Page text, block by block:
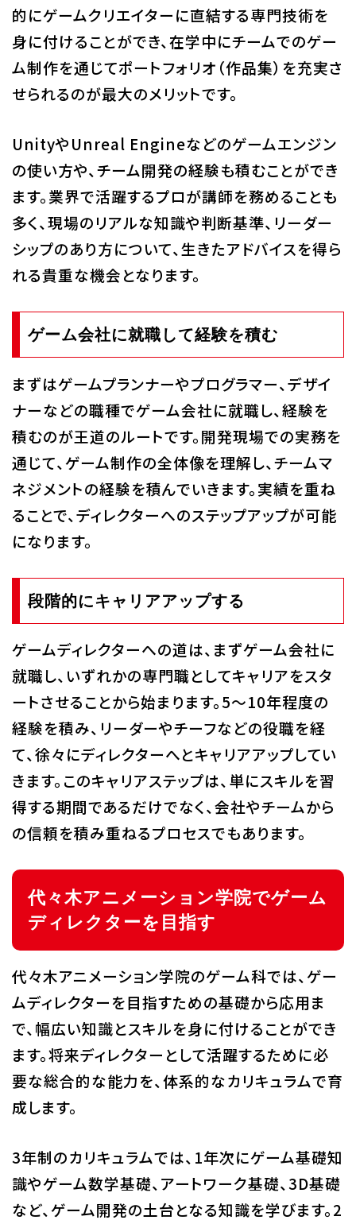
的にゲームクリエイターに直結する専門技術を
身に付けることができ、在学中にチームでのゲー
ム制作を通じてポートフォリオ（作品集）を充実さ
せられるのが最大のメリットです。
UnityやUnreal Engineなどのゲームエンジン
の使い方や、チーム開発の経験も積むことができ
ます。業界で活躍するプロが講師を務めることも
多く、現場のリアルな知識や判断基準、リーダー
シップのあり方について、生きたアドバイスを得ら
れる貴重な機会となります。
ゲーム会社に就職して経験を積む
まずはゲームプランナーやプログラマー、デザイ
ナーなどの職種でゲーム会社に就職し、経験を
積むのが王道のルートです。開発現場での実務を
通じて、ゲーム制作の全体像を理解し、チームマ
ネジメントの経験を積んでいきます。実績を重ね
ることで、ディレクターへのステップアップが可能
になります。
段階的にキャリアアップする
ゲームディレクターへの道は、まずゲーム会社に
就職し、いずれかの専門職としてキャリアをスタ
ートさせることから始まります。5～10年程度の
経験を積み、リーダーやチーフなどの役職を経
て、徐々にディレクターへとキャリアアップしてい
きます。このキャリアステップは、単にスキルを習
得する期間であるだけでなく、会社やチームから
の信頼を積み重ねるプロセスでもあります。
代々木アニメーション学院でゲーム
ディレクターを目指す
代々木アニメーション学院のゲーム科では、ゲー
ムディレクターを目指すための基礎から応用ま
で、幅広い知識とスキルを身に付けることができ
ます。将来ディレクターとして活躍するために必
要な総合的な能力を、体系的なカリキュラムで育
成します。
3年制のカリキュラムでは、1年次にゲーム基礎知
識やゲーム数学基礎、アートワーク基礎、3D基礎
など、ゲーム開発の土台となる知識を学びます。2